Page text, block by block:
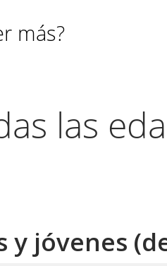
más?
las
y jóvenes